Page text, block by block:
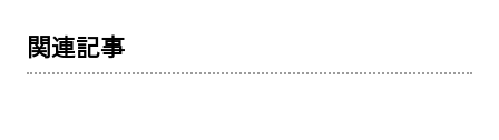
関連記事